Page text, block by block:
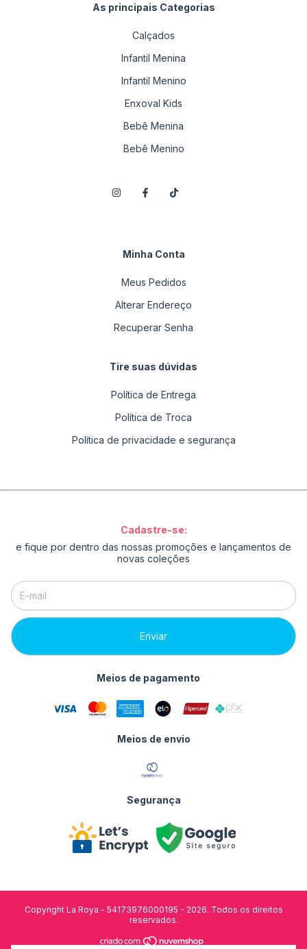
As principais Categorias
Calçados
Infantil Menina
Infantil Menino
Enxoval Kids
Bebê Menina
Bebê Menino
Minha Conta
Meus Pedidos
Alterar Endereço
Recuperar Senha
Tire suas dúvidas
Política de Entrega
Política de Troca
Política de privacidade e segurança
Cadastre-se:
e fique por dentro das nossas promoções e lançamentos de
novas coleções
Meios de pagamento
Meios de envio
Segurança
Copyright La Roya - 54173976000195 - 2026. Todos os direitos
reservados.